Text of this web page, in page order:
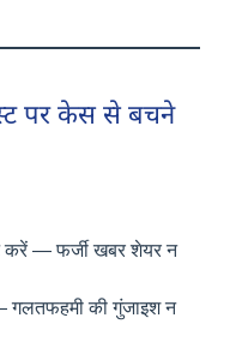
पर केस से बचने
करें — फर्जी खबर शेयर न
गलतफहमी की गुंजाइश न